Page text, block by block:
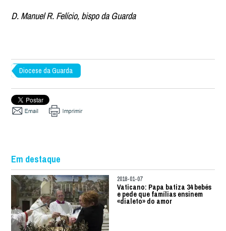
D. Manuel R. Felício, bispo da Guarda
Diocese da Guarda
Em destaque
2018-01-07
Vaticano: Papa batiza 34 bebés
e pede que famílias ensinem
«dialeto» do amor